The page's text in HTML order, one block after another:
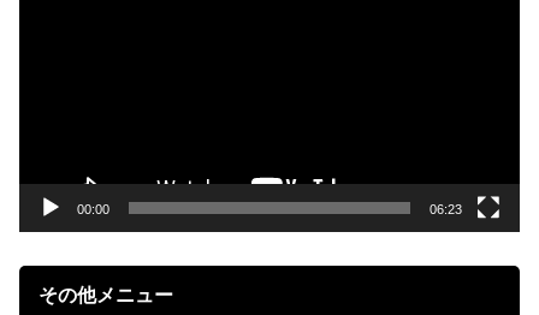
00:00 06:23
その他メニュー